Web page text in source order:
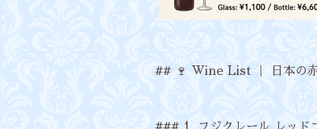
## 🍷 Wine List ｜ 日本の
### 1. フジクレール レッ